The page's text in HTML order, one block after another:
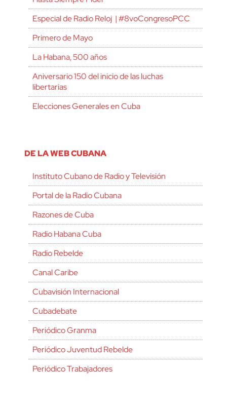
Especial de Radio Reloj | #8voCongresoPCC
Primero de Mayo
La Habana, 500 años
Aniversario 150 del inicio de las luchas
libertarias
Elecciones Generales en Cuba
DE LA WEB CUBANA
Instituto Cubano de Radio y Televisión
Portal de la Radio Cubana
Razones de Cuba
Radio Habana Cuba
Radio Rebelde
Canal Caribe
Cubavisión Internacional
Cubadebate
Periódico Granma
Periódico Juventud Rebelde
Periódico Trabajadores